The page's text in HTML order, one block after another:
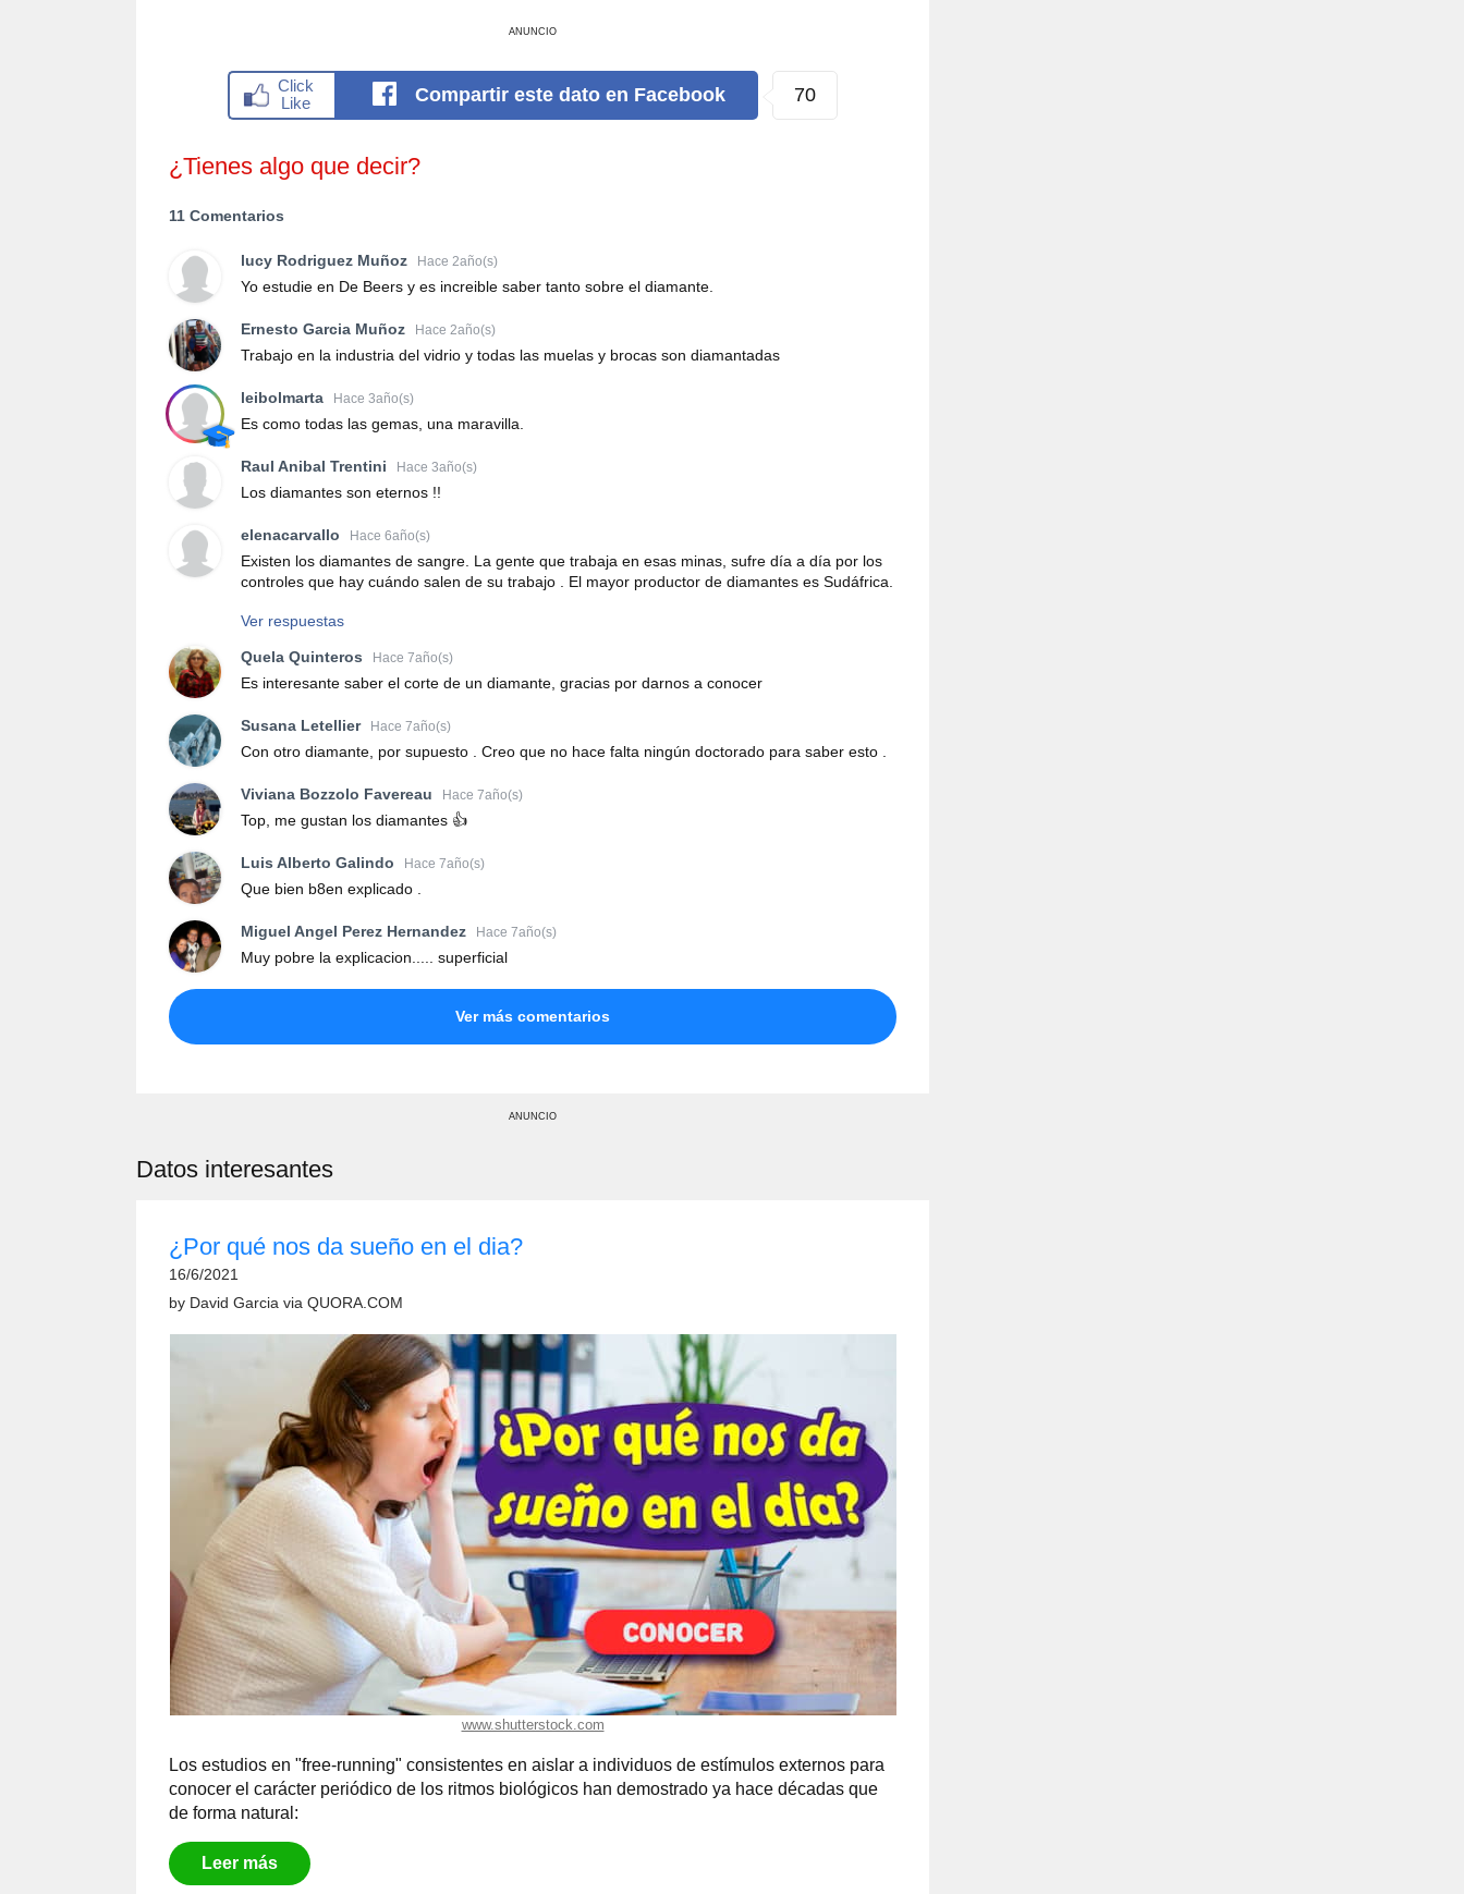
ANUNCIO
Compartir este dato en Facebook 109
¿Tienes algo que decir?
11 Comentarios
lucy Rodriguez Muñoz Hace 2año(s)
Yo estudie en De Beers y es increible saber tanto sobre el diamante.
Ernesto Garcia Muñoz Hace 2año(s)
Trabajo en la industria del vidrio y todas las muelas y brocas son diamantadas
leibolmarta Hace 3año(s)
Es como todas las gemas, una maravilla.
Raul Anibal Trentini Hace 3año(s)
Los diamantes son eternos !!
elenacarvallo Hace 6año(s)
Existen los diamantes de sangre. La gente que trabaja en esas minas, sufre día a día por los
controles que hay cuándo salen de su trabajo . El mayor productor de diamantes es Sudáfrica.
Ver respuestas
Quela Quinteros Hace 7año(s)
Es interesante saber el corte de un diamante, gracias por darnos a conocer
Susana Letellier Hace 7año(s)
Con otro diamante, por supuesto . Creo que no hace falta ningún doctorado para saber esto .
Viviana Bozzolo Favereau Hace 7año(s)
Top, me gustan los diamantes 👍
Luis Alberto Galindo Hace 7año(s)
Que bien b8en explicado .
Miguel Angel Perez Hernandez Hace 7año(s)
Muy pobre la explicacion..... superficial
Ver más comentarios
ANUNCIO
Datos interesantes
¿Por qué nos da sueño en el dia?
16/6/2021
by David Garcia via QUORA.COM
www.shutterstock.com
Los estudios en "free-running" consistentes en aislar a individuos de estímulos externos para
conocer el carácter periódico de los ritmos biológicos han demostrado ya hace décadas que
de forma natural:
Leer más